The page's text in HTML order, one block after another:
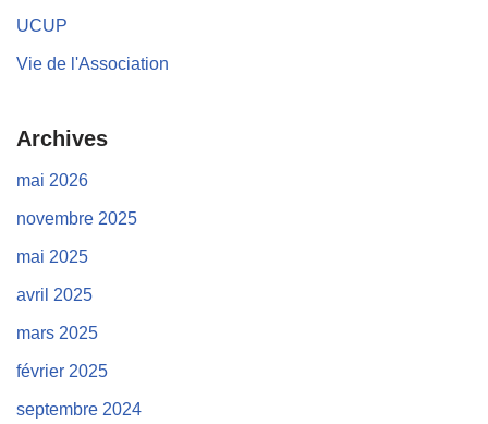
UCUP
Vie de l'Association
Archives
mai 2026
novembre 2025
mai 2025
avril 2025
mars 2025
février 2025
septembre 2024